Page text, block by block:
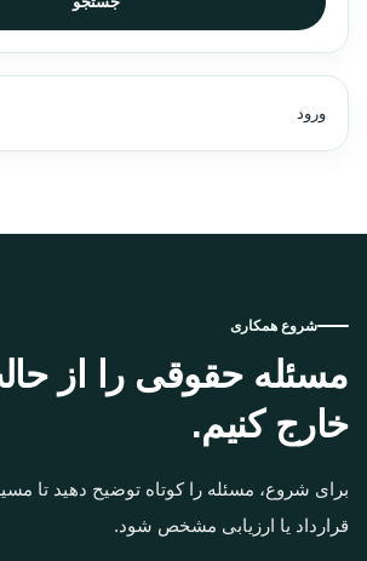
ورود
شروع همکاری
مسئله حقوقی را از
خارج کنیم.
برای شروع، مسئله را کوتاه توضیح دهید تا
قرارداد یا ارزیابی مشخص شود.